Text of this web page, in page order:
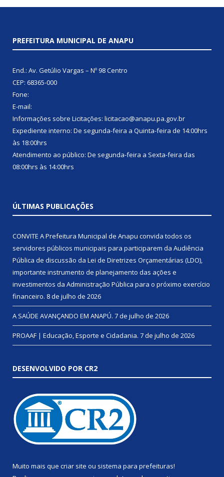
PREFEITURA MUNICIPAL DE ANAPU
End.: Av. Getúlio Vargas – Nº 98 Centro
CEP: 68365-000
Fone:
E-mail:
Informações sobre Licitações: licitacao@anapu.pa.gov.br
Expediente interno: De segunda-feira a Quinta-feira de 14:00hrs
às 18:00hrs
Atendimento ao público: De segunda-feira a Sexta-feira das
08:00hrs às 14:00hrs
ÚLTIMAS PUBLICAÇÕES
CONVITE A Prefeitura Municipal de Anapu convida todos os
servidores públicos municipais para participarem da Audiência
Pública de discussão da Lei de Diretrizes Orçamentárias (LDO),
importante instrumento de planejamento das ações e
investimentos da Administração Pública para o próximo exercício
financeiro. 8 de julho de 2026
A SAÚDE AVANÇANDO EM ANAPÚ. 7 de julho de 2026
PROAAF | Educação, Esporte e Cidadania. 7 de julho de 2026
DESENVOLVIDO POR CR2
Muito mais que criar site ou sistema para prefeituras!